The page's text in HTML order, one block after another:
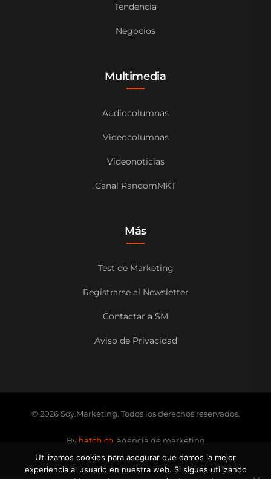
Tendencia
Negocios
Multimedia
Audiocolumnas
Videocolumnas
Videonoticias
Canal RandomMKT
Más
Test de Marketing
Registrarse al Newsletter
Contactar a SM
Aviso de Privacidad
© 2026 Soy.Marketing. Todos los derechos reservados.
By hatch co. agencia de marketing
Utilizamos cookies para asegurar que damos la mejor
experiencia al usuario en nuestra web. Si sigues utilizando